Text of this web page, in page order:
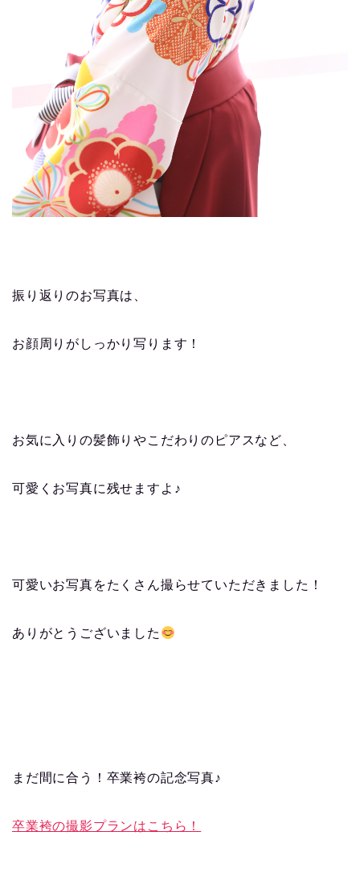
振り返りのお写真は、
お顔周りがしっかり写ります！
お気に入りの髪飾りやこだわりのピアスなど、
可愛くお写真に残せますよ♪
可愛いお写真をたくさん撮らせていただきました！
ありがとうございました
まだ間に合う！卒業袴の記念写真♪
卒業袴の撮影プランはこちら！